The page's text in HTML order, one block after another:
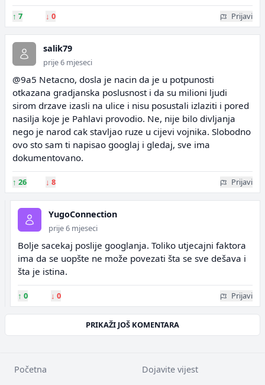
↑ 7 ↓ 0 Prijavi
salik79
prije 6 mjeseci
@9a5 Netacno, dosla je nacin da je u potpunosti
otkazana gradjanska poslusnost i da su milioni ljudi
sirom drzave izasli na ulice i nisu posustali izlaziti i pored
nasilja koje je Pahlavi provodio. Ne, nije bilo divljanja
nego je narod cak stavljao ruze u cijevi vojnika. Slobodno
ovo sto sam ti napisao googlaj i gledaj, sve ima
dokumentovano.
↑ 26 ↓ 8 Prijavi
YugoConnection
prije 6 mjeseci
Bolje sacekaj poslije googlanja. Toliko utjecajni faktora
ima da se uopšte ne može povezati šta se sve dešava i
šta je istina.
↑ 0 ↓ 0 Prijavi
PRIKAŽI JOŠ KOMENTARA
Početna Dojavite vijest